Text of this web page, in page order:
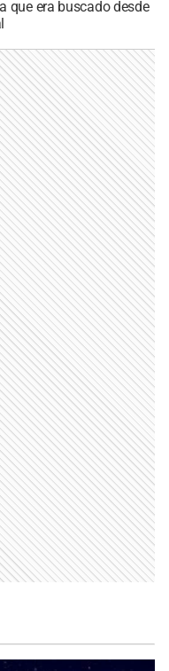
que era buscado desde